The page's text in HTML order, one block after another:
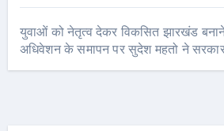
युवाओं को नेतृत्व देकर विकसित झारखंड
अधिवेशन के समापन पर सुदेश महतो ने